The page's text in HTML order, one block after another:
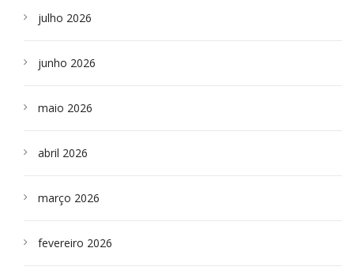
julho 2026
junho 2026
maio 2026
abril 2026
março 2026
fevereiro 2026